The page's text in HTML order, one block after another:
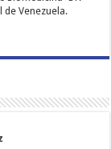
de Venezuela.